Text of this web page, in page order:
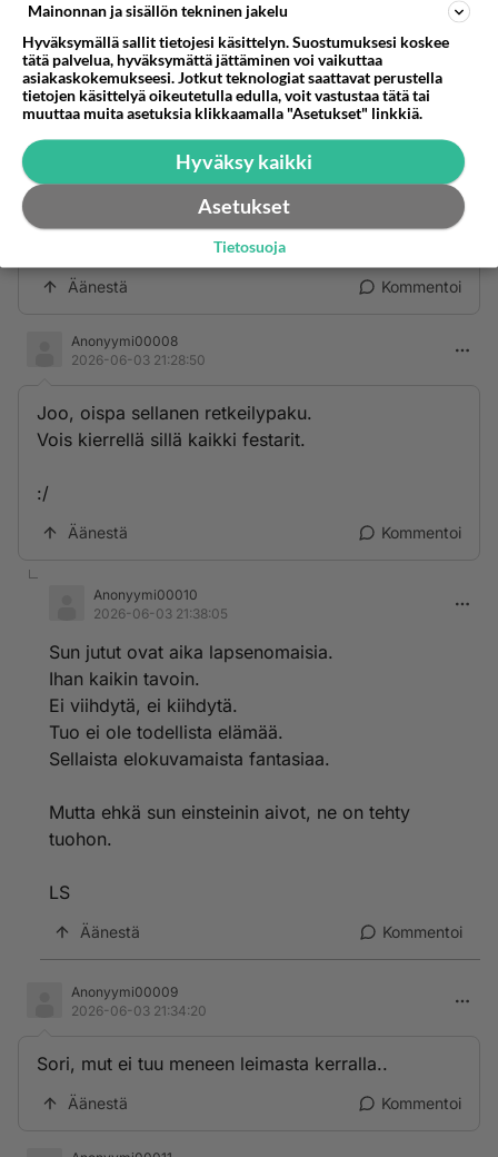
Anonyymi00006
Aamen
Äänestä Kommentoi
Äänestä Kommentoi
Anonyymi00008
2026-06-03 21:28:50
Joo, oispa sellanen retkeilypaku.
Vois kierrellä sillä kaikki festarit.
:/
Äänestä Kommentoi
Anonyymi00010
2026-06-03 21:38:05
Sun jutut ovat aika lapsenomaisia.
Ihan kaikin tavoin.
Ei viihdytä, ei kiihdytä.
Tuo ei ole todellista elämää.
Sellaista elokuvamaista fantasiaa.
Mutta ehkä sun einsteinin aivot, ne on tehty
tuohon.
LS
Äänestä Kommentoi
Anonyymi00009
2026-06-03 21:34:20
Sori, mut ei tuu meneen leimasta kerralla..
Äänestä Kommentoi
Mainonnan ja sisällön tekninen jakelu
Hyväksymällä sallit tietojesi käsittelyn. Suostumuksesi koskee
tätä palvelua, hyväksymättä jättäminen voi vaikuttaa
asiakaskokemukseesi. Jotkut teknologiat saattavat perustella
tietojen käsittelyä oikeutetulla edulla, voit vastustaa tätä tai
muuttaa muita asetuksia klikkaamalla "Asetukset" linkkiä.
Hyväksy kaikki
Asetukset
Tietosuoja